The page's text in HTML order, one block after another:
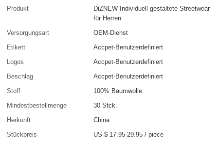
Produkt
DiZNEW Individuell gestaltete Streetwear
für Herren
Versorgungsart
OEM-Dienst
Etikett
Accpet-Benutzerdefiniert
Logos
Accpet-Benutzerdefiniert
Beschlag
Accpet-Benutzerdefiniert
Stoff
100% Baumwolle
Mindestbestellmenge
30 Stck.
Herkunft
China
Stückpreis
US $ 17.95-29.95 /piece